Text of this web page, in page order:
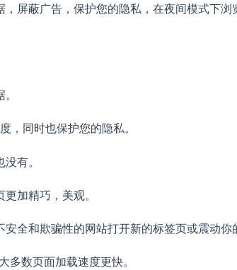
，屏蔽广告，保护您的隐私，在夜间模式下
，同时也保护您的隐私。
有。
加精巧，美观。
全和欺骗性的网站打开新的标签页或震动你
多数页面加载速度更快。